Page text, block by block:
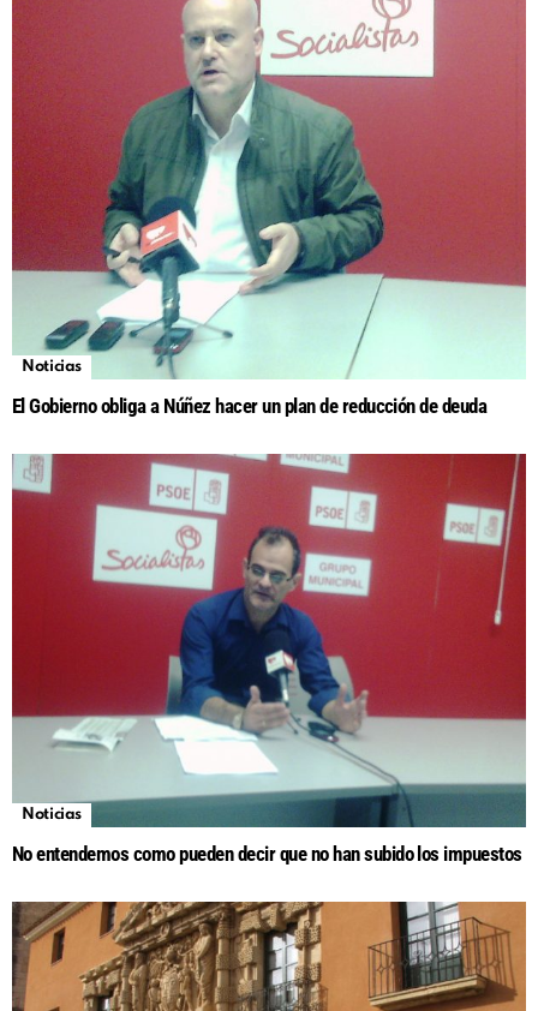
Noticias
El Gobierno obliga a Núñez hacer un plan de reducción de deuda
Noticias
No entendemos como pueden decir que no han subido los impuestos